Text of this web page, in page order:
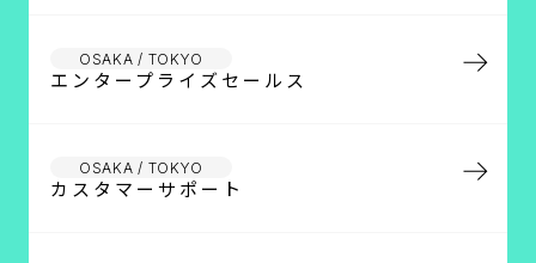
OSAKA / TOKYO
エンタープライズセールス
OSAKA / TOKYO
カスタマーサポート